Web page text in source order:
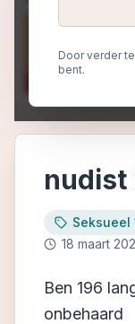
Door verder
bent.
nudist
Seksueel
18 maart
Ben 196
onbehaard